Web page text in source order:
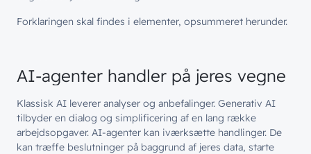
Forklaringen skal findes i elementer, opsummeret herunder.
AI-agenter handler på jeres vegne
Klassisk AI leverer analyser og anbefalinger. Generativ AI
tilbyder en dialog og simplificering af en lang række
arbejdsopgaver. AI-agenter kan iværksætte handlinger. De
kan træffe beslutninger på baggrund af jeres data, starte